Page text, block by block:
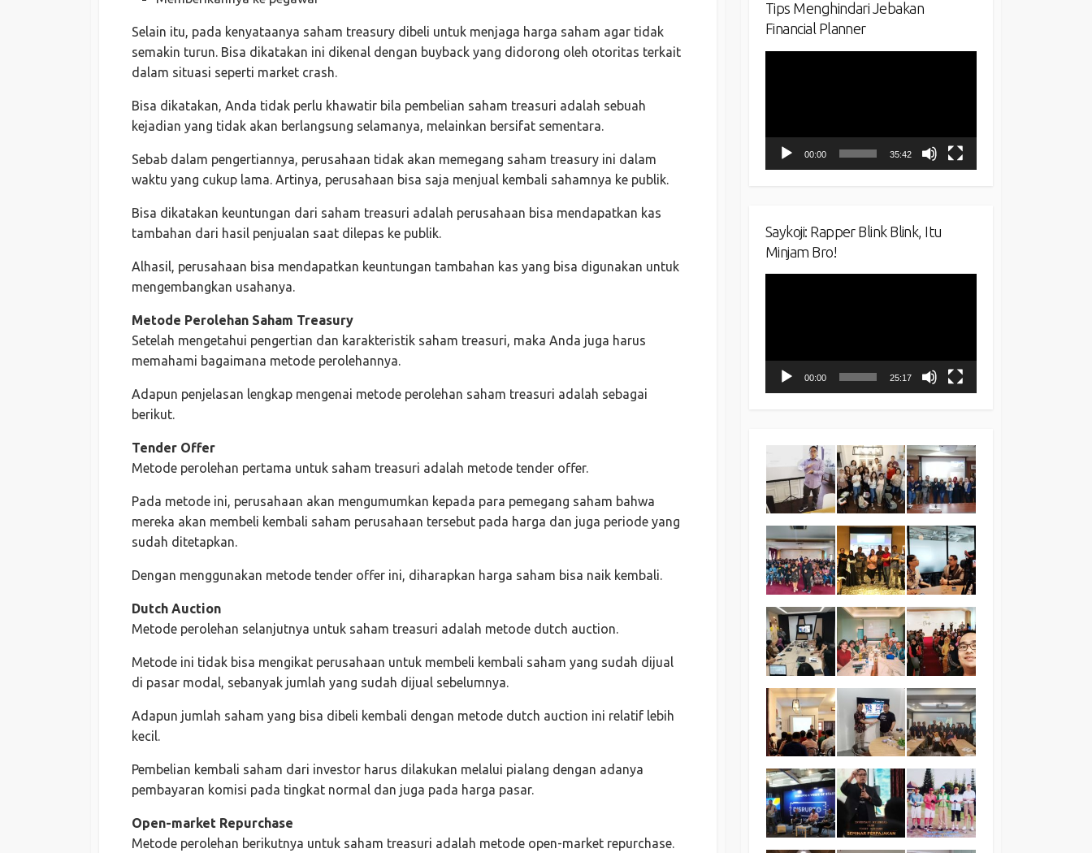
Selain itu, pada kenyataanya saham treasury dibeli untuk menjaga harga saham agar tidak
semakin turun. Bisa dikatakan ini dikenal dengan buyback yang didorong oleh otoritas terkait
dalam situasi seperti market crash.
Bisa dikatakan, Anda tidak perlu khawatir bila pembelian saham treasuri adalah sebuah
kejadian yang tidak akan berlangsung selamanya, melainkan bersifat sementara.
Sebab dalam pengertiannya, perusahaan tidak akan memegang saham treasury ini dalam
waktu yang cukup lama. Artinya, perusahaan bisa saja menjual kembali sahamnya ke publik.
Bisa dikatakan keuntungan dari saham treasuri adalah perusahaan bisa mendapatkan kas
tambahan dari hasil penjualan saat dilepas ke publik.
Alhasil, perusahaan bisa mendapatkan keuntungan tambahan kas yang bisa digunakan untuk
mengembangkan usahanya.
Metode Perolehan Saham Treasury
Setelah mengetahui pengertian dan karakteristik saham treasuri, maka Anda juga harus
memahami bagaimana metode perolehannya.
Adapun penjelasan lengkap mengenai metode perolehan saham treasuri adalah sebagai
berikut.
Tender Offer
Metode perolehan pertama untuk saham treasuri adalah metode tender offer.
Pada metode ini, perusahaan akan mengumumkan kepada para pemegang saham bahwa
mereka akan membeli kembali saham perusahaan tersebut pada harga dan juga periode yang
sudah ditetapkan.
Dengan menggunakan metode tender offer ini, diharapkan harga saham bisa naik kembali.
Dutch Auction
Metode perolehan selanjutnya untuk saham treasuri adalah metode dutch auction.
Metode ini tidak bisa mengikat perusahaan untuk membeli kembali saham yang sudah dijual
di pasar modal, sebanyak jumlah yang sudah dijual sebelumnya.
Adapun jumlah saham yang bisa dibeli kembali dengan metode dutch auction ini relatif lebih
kecil.
Pembelian kembali saham dari investor harus dilakukan melalui pialang dengan adanya
pembayaran komisi pada tingkat normal dan juga pada harga pasar.
Open-market Repurchase
Metode perolehan berikutnya untuk saham treasuri adalah metode open-market repurchase.
Tips Menghindari Jebakan
Financial Planner
00:00 35:42
Saykoji: Rapper Blink Blink, Itu
Minjam Bro!
00:00 25:17